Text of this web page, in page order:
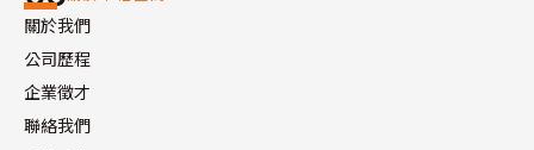
關於我們
公司歷程
企業徵才
聯絡我們